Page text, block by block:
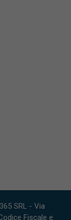
SRL - Via
Fiscale e